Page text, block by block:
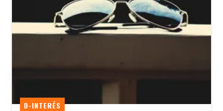
D-INTERÉS